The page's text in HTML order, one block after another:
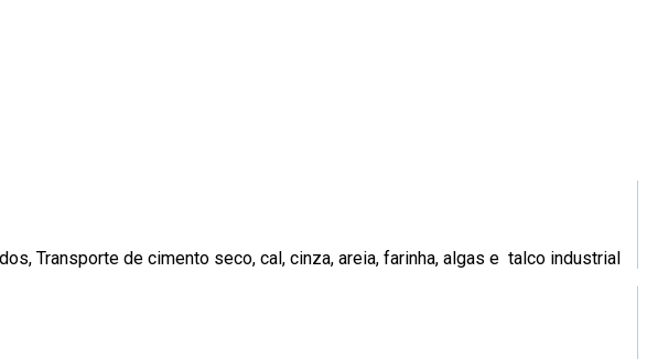
Transporte de cimento seco, cal, cinza, areia, farinha, algas e talco industrial